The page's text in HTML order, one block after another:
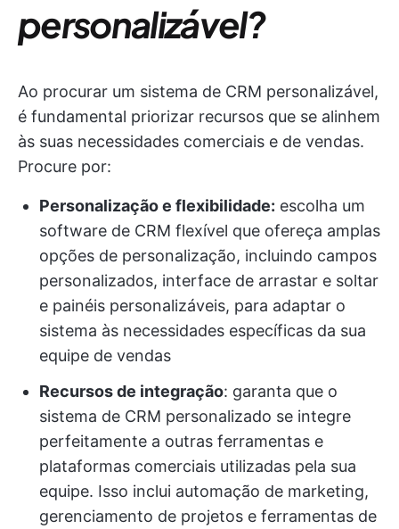
personalizável?
Ao procurar um sistema de CRM personalizável,
é fundamental priorizar recursos que se alinhem
às suas necessidades comerciais e de vendas.
Procure por:
Personalização e flexibilidade: escolha um
software de CRM flexível que ofereça amplas
opções de personalização, incluindo campos
personalizados, interface de arrastar e soltar
e painéis personalizáveis, para adaptar o
sistema às necessidades específicas da sua
equipe de vendas
Recursos de integração: garanta que o
sistema de CRM personalizado se integre
perfeitamente a outras ferramentas e
plataformas comerciais utilizadas pela sua
equipe. Isso inclui automação de marketing,
gerenciamento de projetos e ferramentas de